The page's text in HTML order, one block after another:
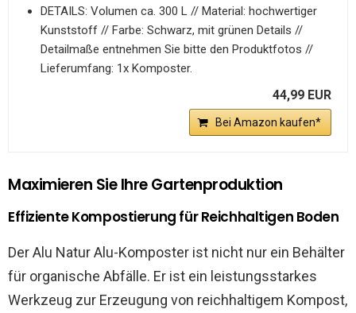
DETAILS: Volumen ca. 300 L // Material: hochwertiger
Kunststoff // Farbe: Schwarz, mit grünen Details //
Detailmaße entnehmen Sie bitte den Produktfotos //
Lieferumfang: 1x Komposter.
44,99 EUR
Bei Amazon kaufen*
Maximieren Sie Ihre Gartenproduktion
Effiziente Kompostierung für Reichhaltigen Boden
Der Alu Natur Alu-Komposter ist nicht nur ein Behälter
für organische Abfälle. Er ist ein leistungsstarkes
Werkzeug zur Erzeugung von reichhaltigem Kompost,